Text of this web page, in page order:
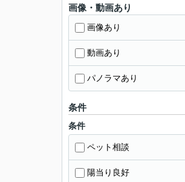
画像・動画あり
画像あり
動画あり
パノラマあり
条件
条件
ペット相談
陽当り良好